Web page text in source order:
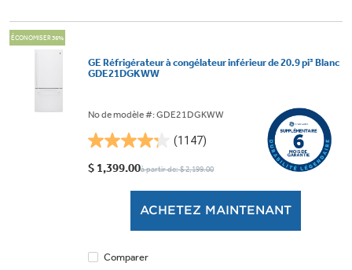
ÉCONOMISER 36%
GE Réfrigérateur à congélateur inférieur de 20.9 pi³ Blanc
GDE21DGKWW
No de modèle #: GDE21DGKWW
(1147)
4.3
étoile(s)
$ 1,399.00à partir de: $ 2,199.00
ACHETEZ MAINTENANT
Comparer